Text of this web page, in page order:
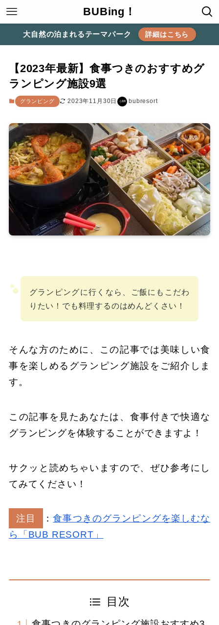
BUBing！
大自然の泊まれるテーマパーク 詳細はこちら
【2023年最新】食事つきのおすすめグ
ランピング施設9選
グランピング 2023年11月30日 bubresort
グランピングに行くなら、ご飯にもこだわ
りたい！ でも料理するのはめんどくさい！
そんな方のために、この記事では美味しい食
事を楽しめるグランピング施設をご紹介しま
す。
この記事を見たあなたは、食事付きで快適な
グランピングを体験することができますよ！
サクッと読めちゃいますので、ぜひ参考にし
てみてください！
注目 ：食事つき のグランピングを楽しむな
ら「BUB RESORT」
目次